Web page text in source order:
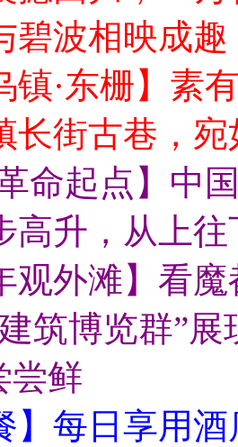
碧波相映成
镇·东栅】素
长街古巷，
革命起点】中
高升，从上
观外滩】看
筑博览群”
尝鲜
】每日享用